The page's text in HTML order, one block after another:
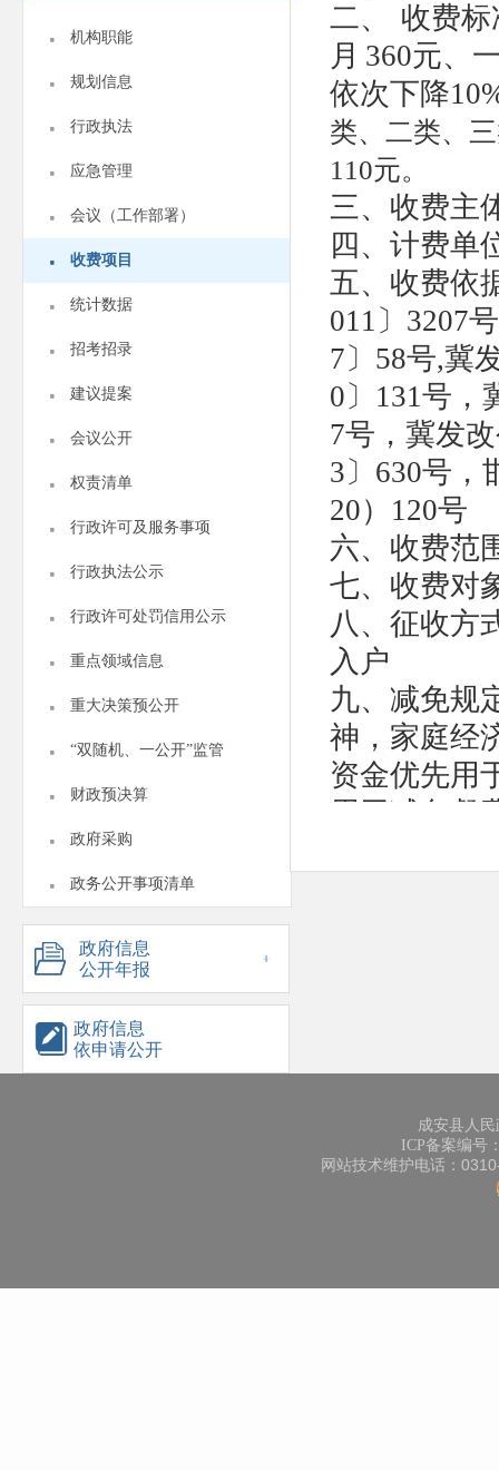
· 机构职能
· 规划信息
· 行政执法
· 应急管理
· 会议（工作部署）
· 收费项目
· 统计数据
· 招考招录
· 建议提案
· 会议公开
· 权责清单
· 行政许可及服务事项
· 行政执法公示
· 行政许可处罚信用公示
· 重点领域信息
· 重大决策预公开
· “双随机、一公开”监管
· 财政预决算
· 政府采购
· 政务公开事项清单
政府信息
公开年报
政府信息
依申请公开
二、
收费标
月 360元、
依次下降
类、二类、
110元。
三、收费主
四、计费单
五、收费依
011〕3207
7〕58号,冀
0〕131号，
7号，冀发
3〕630号，
20）120号
六、收费范
七、收费对
八、征收方
入户
九、减免规
神，家庭经
资金优先用
用于减免餐
成安县人
ICP备案编号
网站技术维护电话：